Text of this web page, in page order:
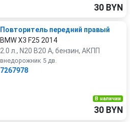
30 BYN
Повторитель передний правый
BMW X3 F25 2014
2.0 л., N20 B20 A, бензин, АКПП
внедорожник 5 дв.
7267978
В наличии
30 BYN